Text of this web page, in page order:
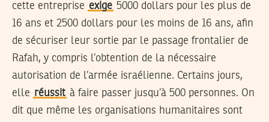
cette entreprise exige 5000 dollars pour les plus de
16 ans et 2500 dollars pour les moins de 16 ans, afin
de sécuriser leur sortie par le passage frontalier de
Rafah, y compris l’obtention de la nécessaire
autorisation de l’armée israélienne. Certains jours,
elle réussit à faire passer jusqu’à 500 personnes. On
dit que même les organisations humanitaires sont